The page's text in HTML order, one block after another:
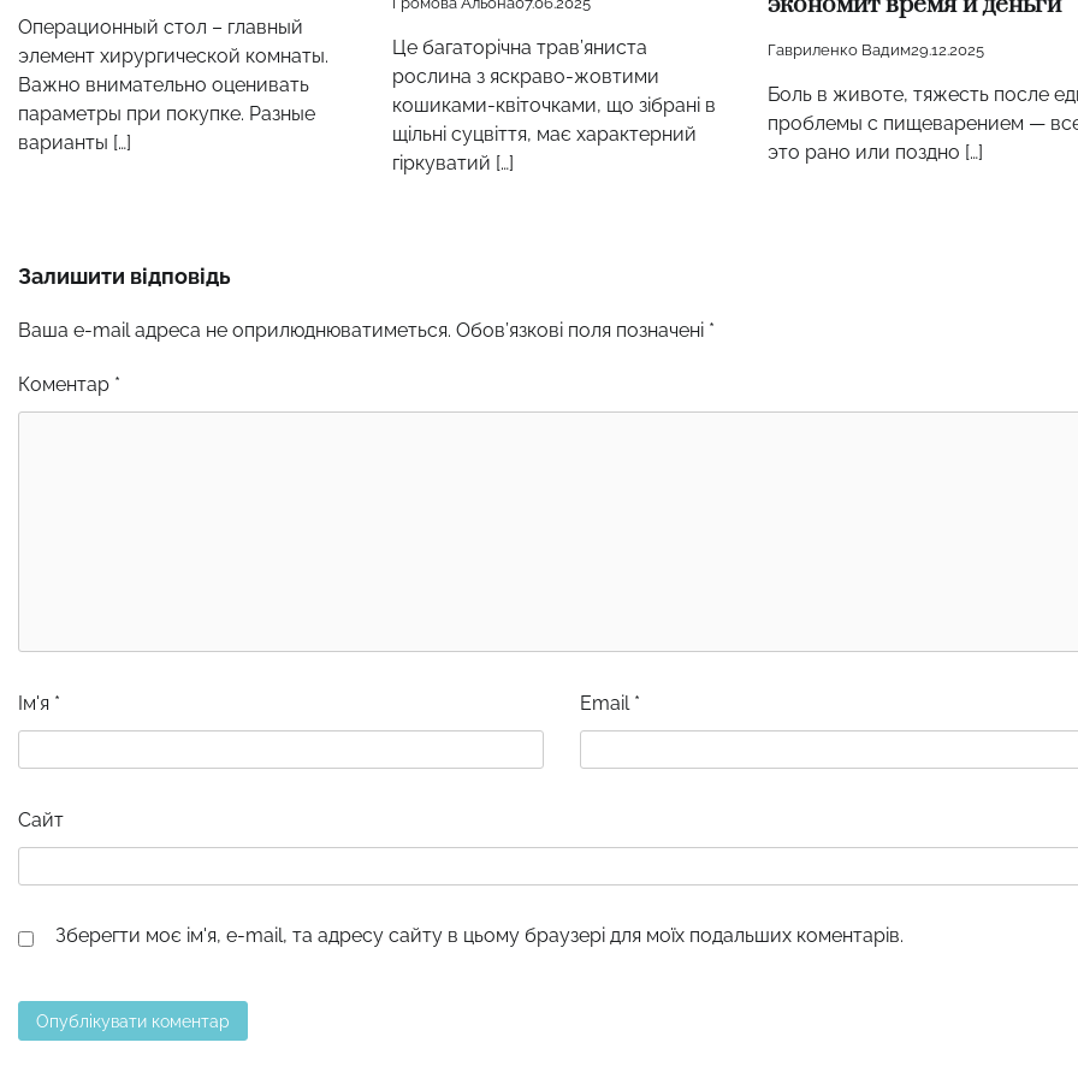
Операционный стол – главный
элемент хирургической комнаты.
Важно внимательно оценивать
параметры при покупке. Разные
варианты […]
Це багаторічна трав’яниста
рослина з яскраво-жовтими
кошиками-квіточками, що зібрані в
щільні суцвіття, має характерний
гіркуватий […]
Гавриленко Вадим29.12.2025
Боль в животе, тяжесть после
проблемы с пищеварением —
это рано или поздно […]
Залишити відповідь
Ваша e-mail адреса не оприлюднюватиметься. Обов’язкові поля позначені *
Коментар *
Ім'я * Email *
Сайт
Зберегти моє ім'я, e-mail, та адресу сайту в цьому браузері для моїх подальших коментарів.